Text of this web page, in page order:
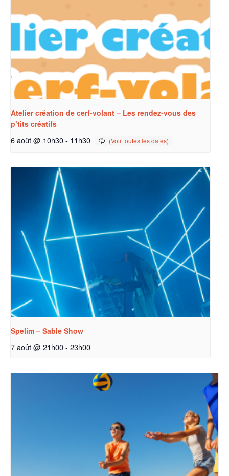
Atelier création de cerf-volant – Les rendez-vous des
p’tits créatifs
6 août @ 10h30- 11h30
Spelim – Sable Show
7 août @ 21h00- 23h00